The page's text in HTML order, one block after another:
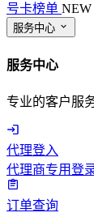
号卡榜单 NEW
服务中心
服务中心
专业的客户服
代理登入
代理商专用登
订单查询